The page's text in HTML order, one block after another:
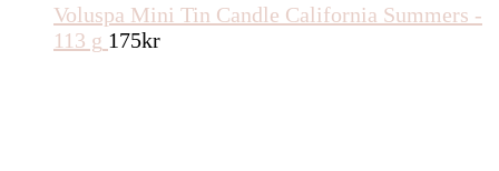
Voluspa Mini Tin Candle California Summers -
113 g 175kr